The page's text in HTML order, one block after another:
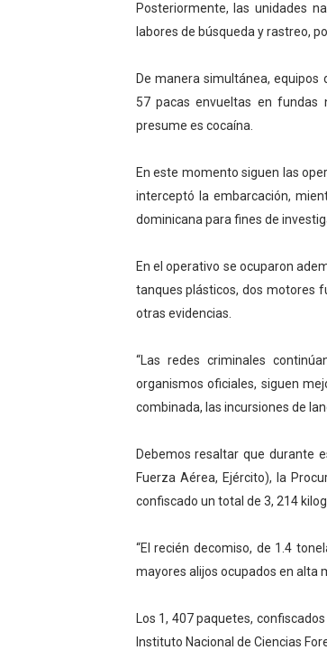
Posteriormente, las unidades
labores de búsqueda y rastreo,
De manera simultánea,
57 pacas envueltas en fundas
presume es cocaína.
En este momento siguen las
interceptó la embarcación,
dominicana para fines de
En el operativo se ocuparon
tanques plásticos, dos motores
otras evidencias.
“Las redes criminales
organismos oficiales, siguen
combinada, las incursiones de
Debemos resaltar que durante
Fuerza Aérea, Ejército), la
confiscado un total de 3, 214
“El recién decomiso, de 1.4
mayores alijos ocupados en alta
Los 1, 407 paquetes,
Instituto Nacional de Ciencias